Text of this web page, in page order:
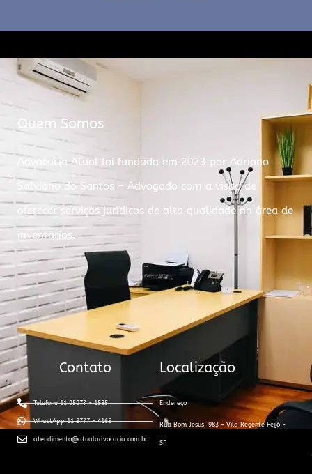
Quem Somos
Advocacia Atual foi fundada em 2023 por Adriano
Salviano do Santos – Advogado com a visão de
oferecer serviços jurídicos de alta qualidade na área de
inventários.
Contato
Telefone 11 95977 - 1585
WhastApp 11 2777 - 4165
atendimento@atualadvocacia.com.br
Localização
Endereço
Rua Bom Jesus, 983 - Vila Regente Feijó -
SP